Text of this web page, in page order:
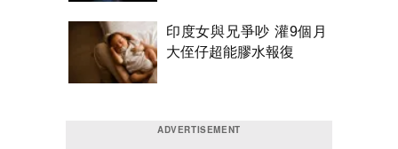
印度女與兄爭吵 灌9個月
大侄仔超能膠水報復